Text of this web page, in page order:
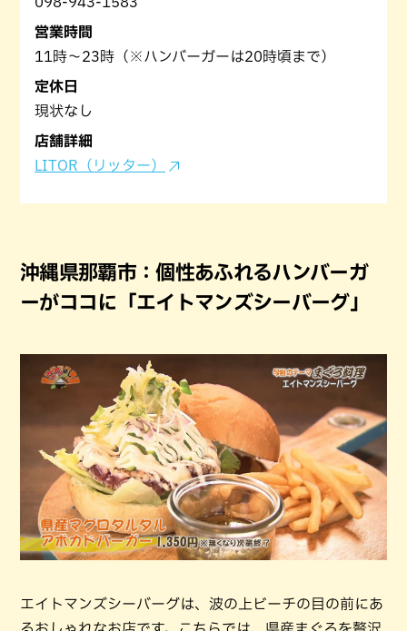
営業時間
11時〜23時（※ハンバーガーは20時頃まで）
定休日
現状なし
店舗詳細
LITOR（リッター）
沖縄県那覇市：個性あふれるハンバーガ
ーがココに「エイトマンズシーバーグ」
エイトマンズシーバーグは、波の上ビーチの目の前にあ